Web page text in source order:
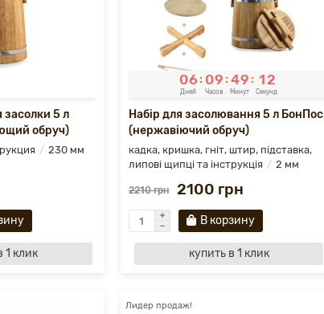
засолки 5 л
обруч)
230 мм
1 клик
06
Дней
: 09
Часов
: 49
Минут
: 10
Секунд
Набір для засолювання 5 л БонПос
(нержавіючий обруч)
кадка, кришка, гніт, штир, підставка,
липові щипці та інструкція
2 мм
2210 грн 2100 грн
В корзину
купить в 1 клик
Лидер продаж!